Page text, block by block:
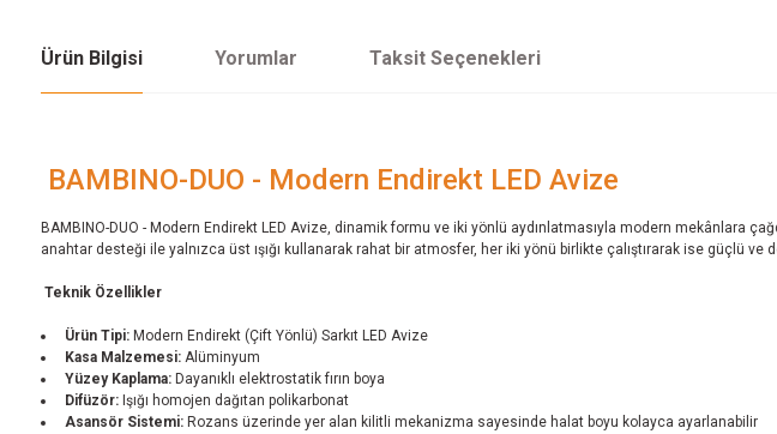
Ürün Bilgisi Yorumlar Taksit Seçenekleri
BAMBINO-DUO - Modern Endirekt LED Avize
BAMBINO-DUO - Modern Endirekt LED Avize, dinamik formu ve iki yönlü aydınlatmasıyla modern mekânlara
anahtar desteği ile yalnızca üst ışığı kullanarak rahat bir atmosfer, her iki yönü birlikte çalıştırarak ise güçlü
Teknik Özellikler
Ürün Tipi: Modern Endirekt (Çift Yönlü) Sarkıt LED Avize
Kasa Malzemesi: Alüminyum
Yüzey Kaplama: Dayanıklı elektrostatik fırın boya
Difüzör: Işığı homojen dağıtan polikarbonat
Asansör Sistemi: Rozans üzerinde yer alan kilitli mekanizma sayesinde halat boyu kolayca ayarlanabilir